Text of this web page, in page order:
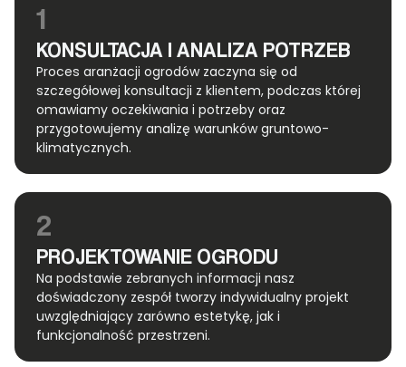
1
KONSULTACJA I ANALIZA POTRZEB
Proces aranżacji ogrodów zaczyna się od
szczegółowej konsultacji z klientem, podczas której
omawiamy oczekiwania i potrzeby oraz
przygotowujemy analizę warunków gruntowo-
klimatycznych.
2
PROJEKTOWANIE OGRODU
Na podstawie zebranych informacji nasz
doświadczony zespół tworzy indywidualny projekt
uwzględniający zarówno estetykę, jak i
funkcjonalność przestrzeni.